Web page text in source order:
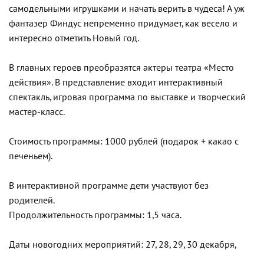
самодельными игрушками и начать верить в чудеса! А уж
фантазер Финдус непременно придумает, как весело и
интересно отметить Новый год.
В главных героев преобразятся актеры театра «Место
действия». В представление входит интерактивный
спектакль, игровая программа по выставке и творческий
мастер-класс.
Стоимость программы: 1000 рублей (подарок + какао с
печеньем).
В интерактивной программе дети участвуют без
родителей.
Продолжительность программы: 1,5 часа.
Даты новогодних мероприятий: 27, 28, 29, 30 декабря,